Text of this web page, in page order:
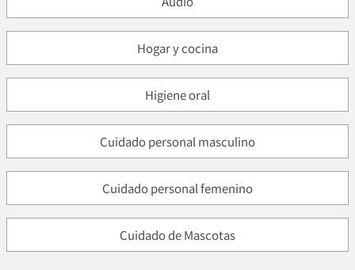
Hogar y cocina
Higiene oral
Cuidado personal masculino
Cuidado personal femenino
Cuidado de Mascotas